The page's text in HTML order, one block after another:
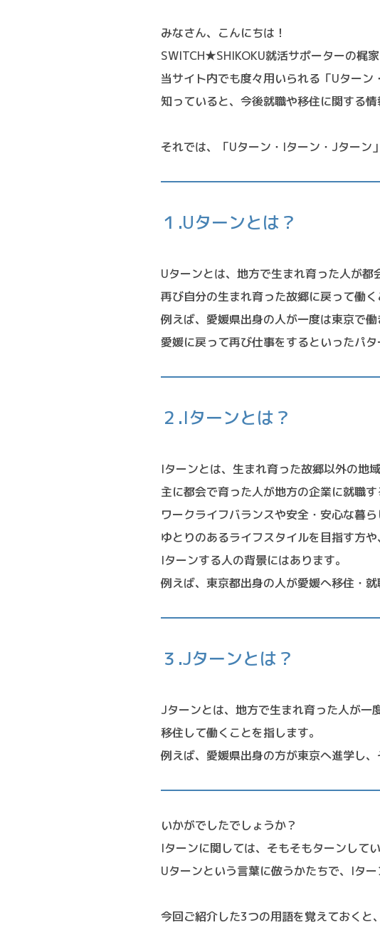
みなさん、こんにちは！
SWITCH★SHIKOKU就活サポーターの梶家
当サイト内でも度々用いられる「Uター
知っていると、今後就職や移住に関する
それでは、「Uターン・Iターン・Jターン
１.Uターンとは？
Uターンとは、地方で生まれ育った人が都
再び自分の生まれ育った故郷に戻って働く
例えば、愛媛県出身の人が一度は東京で
愛媛に戻って再び仕事をするといったパタ
２.Iターンとは？
Iターンとは、生まれ育った故郷以外の地
主に都会で育った人が地方の企業に就職
ワークライフバランスや安全・安心な暮ら
ゆとりのあるライフスタイルを目指す方
Iターンする人の背景にはあります。
例えば、東京都出身の人が愛媛へ移住・就
３.Jターンとは？
Jターンとは、地方で生まれ育った人が一
移住して働くことを指します。
例えば、愛媛県出身の方が東京へ進学し
いかがでしたでしょうか？
Iターンに関しては、そもそもターンして
Uターンという言葉に倣うかたちで、Iタ
今回ご紹介した3つの用語を覚えておくと、